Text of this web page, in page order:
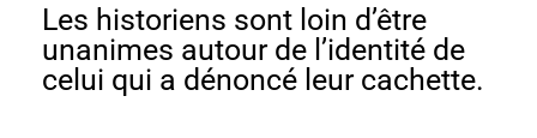
Les historiens sont loin d’être
unanimes autour de l’identité de
celui qui a dénoncé leur cachette.